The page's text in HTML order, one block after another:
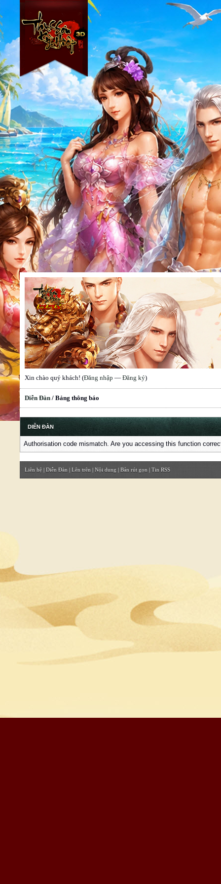
Xin chào quý khách! (Đăng nhập — Đăng ký)
Diễn Đàn / Bảng thông báo
DIỄN ĐÀN
Authorisation code mismatch. Are you accessing this function
Liên hệ | Diễn Đàn | Lên trên | Nội dung | Bản rút gọn | Tin RSS